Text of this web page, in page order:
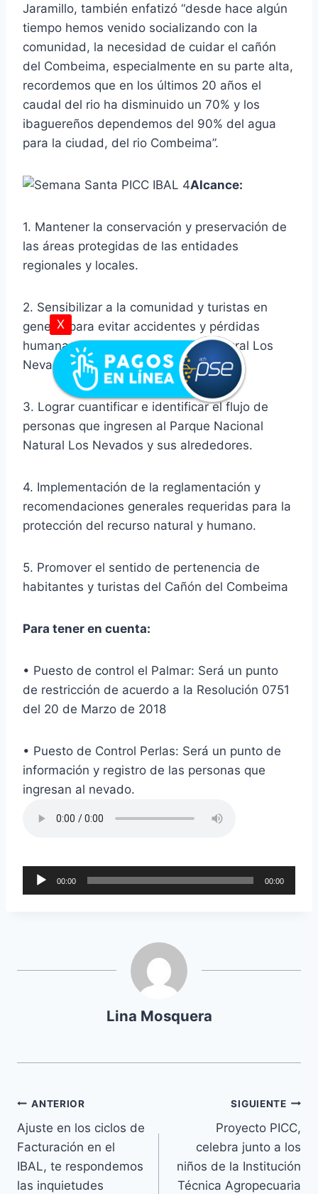
Jaramillo, también enfatizó “desde hace algún
tiempo hemos venido socializando con la
comunidad, la necesidad de cuidar el cañón
del Combeima, especialmente en su parte alta,
recordemos que en los últimos 20 años el
caudal del rio ha disminuido un 70% y los
ibaguereños dependemos del 90% del agua
para la ciudad, del rio Combeima”.
Alcance:
1. Mantener la conservación y preservación de
las áreas protegidas de las entidades
regionales y locales.
2. Sensibilizar a la comunidad y turistas en
general para evitar accidentes y pérdidas
humanas en el Parque Nacional Natural Los
Nevados.
3. Lograr cuantificar e identificar el flujo de
personas que ingresen al Parque Nacional
Natural Los Nevados y sus alrededores.
4. Implementación de la reglamentación y
recomendaciones generales requeridas para la
protección del recurso natural y humano.
5. Promover el sentido de pertenencia de
habitantes y turistas del Cañón del Combeima
Para tener en cuenta:
• Puesto de control el Palmar: Será un punto
de restricción de acuerdo a la Resolución 0751
del 20 de Marzo de 2018
• Puesto de Control Perlas: Será un punto de
información y registro de las personas que
ingresan al nevado.
e
d
r
e
a
u
d
i
00:00 00:00
Lina Mosquera
ANTERIOR
Ajuste en los ciclos de
Facturación en el
IBAL, te respondemos
las inquietudes
SIGUIENTE
Proyecto PICC,
celebra junto a los
niños de la Institución
Técnica Agropecuaria
X